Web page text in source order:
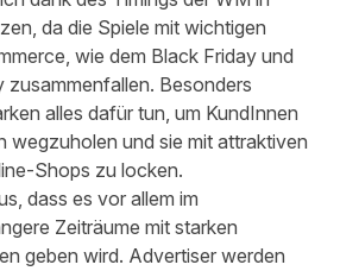
da die Spiele mit wichtigen
wie dem Black Friday und
zusammenfallen. Besonders
alles dafür tun, um KundInnen
wegzuholen und sie mit attraktiven
Shops zu locken.
dass es vor allem im
Zeiträume mit starken
geben wird. Advertiser werden